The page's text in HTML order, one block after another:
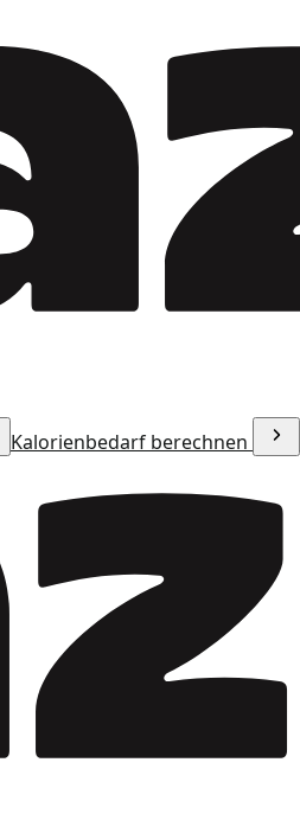
Kalorienbedarf berechnen